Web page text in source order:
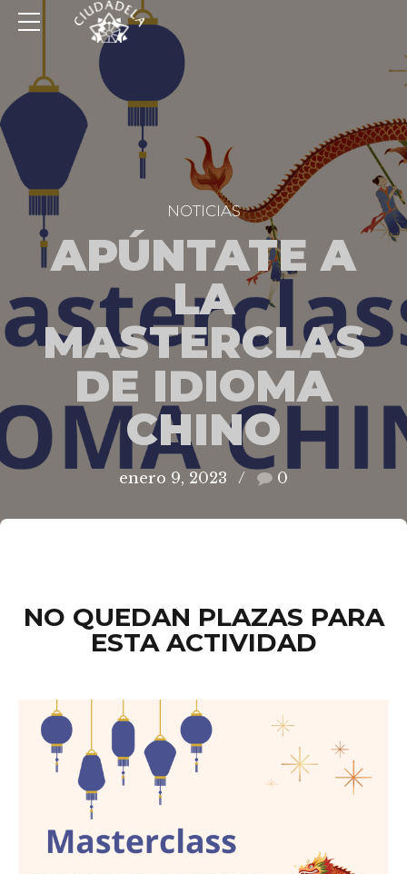
NOTICIAS
APÚNTATE A
LA
MASTERCLAS
DE IDIOMA
CHINO
enero 9, 2023 0
NO QUEDAN PLAZAS PARA
ESTA ACTIVIDAD